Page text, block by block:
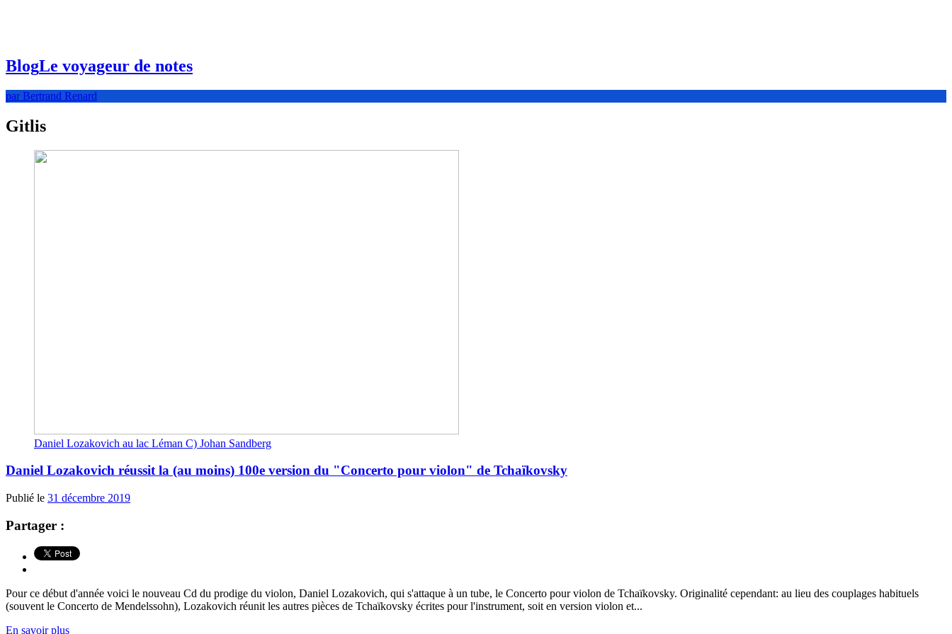
BlogLe voyageur de notes
par Bertrand Renard
Gitlis
Daniel Lozakovich au lac Léman C) Johan Sandberg
Daniel Lozakovich réussit la (au moins) 100e version du "Concerto pour violon" de Tchaïkovsky
Publié le 31 décembre 2019
Partager :
Pour ce début d'année voici le nouveau Cd du prodige du violon, Daniel Lozakovich, qui s'attaque à un tube, le Concerto pour violon de Tchaïkovsky. Originalité cependant: au lieu des couplages habituels
(souvent le Concerto de Mendelssohn), Lozakovich réunit les autres pièces de Tchaïkovsky écrites pour l'instrument, soit en version violon et...
En savoir plus